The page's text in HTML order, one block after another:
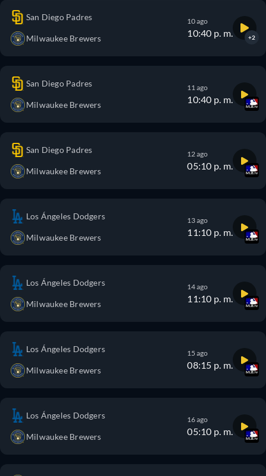
San Diego Padres
Milwaukee Brewers
10 ago
10:40 p. m. +2
San Diego Padres
Milwaukee Brewers
11 ago
10:40 p. m.
San Diego Padres
Milwaukee Brewers
12 ago
05:10 p. m.
Los Ángeles Dodgers
Milwaukee Brewers
13 ago
11:10 p. m.
Los Ángeles Dodgers
Milwaukee Brewers
14 ago
11:10 p. m.
Los Ángeles Dodgers
Milwaukee Brewers
15 ago
08:15 p. m.
Los Ángeles Dodgers
Milwaukee Brewers
16 ago
05:10 p. m.